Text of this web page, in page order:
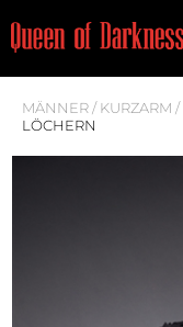
MÄNNER/ KURZARM /
LÖCHERN